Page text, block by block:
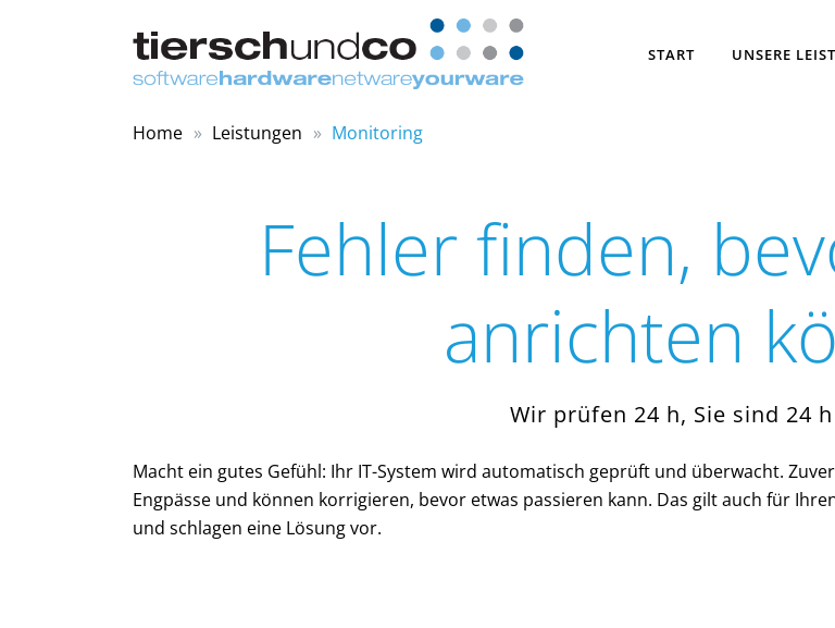
START UNSERE
Home Leistungen Monitoring
Fehler finden,
anrichten
Wir prüfen 24 h, Sie sind 24
Macht ein gutes Gefühl: Ihr IT-System wird automatisch geprüft und überwacht.
Engpässe und können korrigieren, bevor etwas passieren kann. Das gilt auch für
und schlagen eine Lösung vor.